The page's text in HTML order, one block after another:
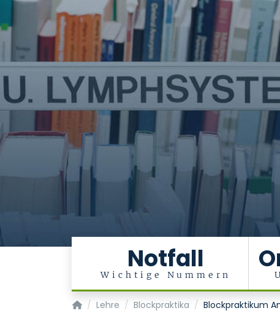
Notfall
Wichtige Nummern
Klinik für Anästhesiologie
Lehre Blockpraktika Blockpraktikum